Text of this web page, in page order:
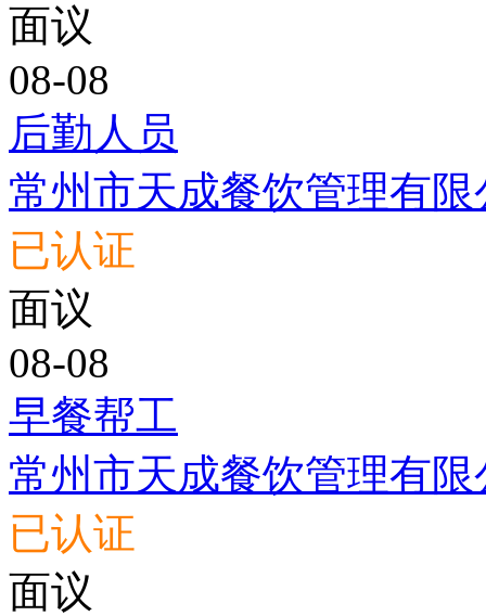
面议
08-08
后勤人员
常州市天成餐饮管理有限
已认证
面议
08-08
早餐帮工
常州市天成餐饮管理有限
已认证
面议